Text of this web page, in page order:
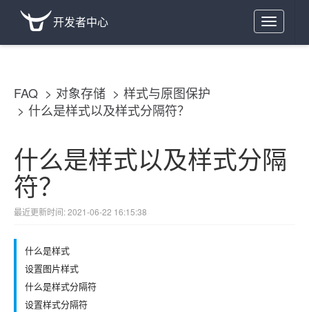
Toggle
navigation
开发者中心
FAQ 对象存储
样式与原图保护
什么是样式以及样式分隔符？
什么是样式以及样式分隔
符？
最近更新时间: 2021-06-22 16:15:38
什么是样式
设置图片样式
什么是样式分隔符
设置样式分隔符